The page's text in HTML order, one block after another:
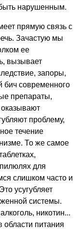
нарушенным.
прямую связь с
Зачастую мы
ее
вызывает
запоры,
бич современного
препараты,
оказывают
проблему,
течение
То же самое
для
слишком часто и
усугубляет
системы.
никотин...
области питания